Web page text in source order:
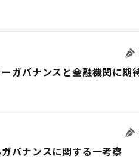
バナンスに関する一考察